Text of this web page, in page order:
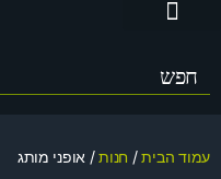
עמוד הבית/ חנות/ אופני מותג